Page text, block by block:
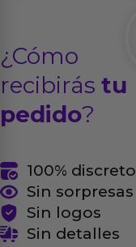
¿Cómo
recibirás tu
pedido?
100% discreto
Sin sorpresas
Sin logos
Sin detalles